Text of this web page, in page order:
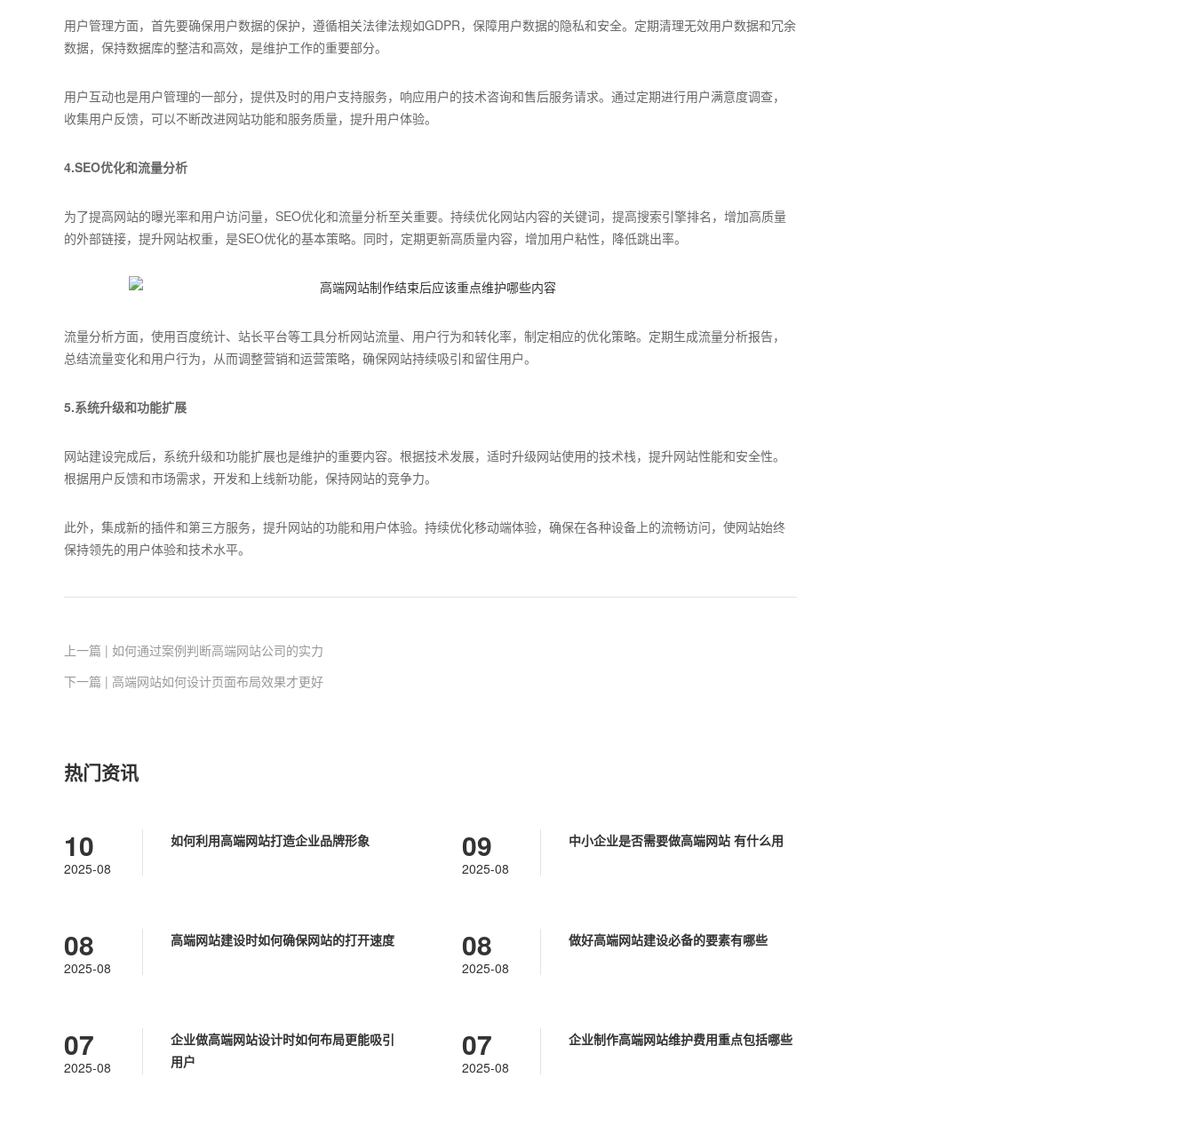
服务
用户管理方面，首先要确保用户数据的保护，遵循相关法律法规如GDPR，保障用户数据的隐私和安全。定期清理无效用户数据和冗余
数据，保持数据库的整洁和高效，是维护工作的重要部分。
用户互动也是用户管理的一部分，提供及时的用户支持服务，响应用户的技术咨询和售后服务请求。通过定期进行用户满意度调查，
收集用户反馈，可以不断改进网站功能和服务质量，提升用户体验。
4.SEO优化和流量分析
为了提高网站的曝光率和用户访问量，SEO优化和流量分析至关重要。持续优化网站内容的关键词，提高搜索引擎排名，增加高质量
的外部链接，提升网站权重，是SEO优化的基本策略。同时，定期更新高质量内容，增加用户粘性，降低跳出率。
流量分析方面，使用百度统计、站长平台等工具分析网站流量、用户行为和转化率，制定相应的优化策略。定期生成流量分析报告，
总结流量变化和用户行为，从而调整营销和运营策略，确保网站持续吸引和留住用户。
5.系统升级和功能扩展
网站建设完成后，系统升级和功能扩展也是维护的重要内容。根据技术发展，适时升级网站使用的技术栈，提升网站性能和安全性。
根据用户反馈和市场需求，开发和上线新功能，保持网站的竞争力。
此外，集成新的插件和第三方服务，提升网站的功能和用户体验。持续优化移动端体验，确保在各种设备上的流畅访问，使网站始终
保持领先的用户体验和技术水平。
上一篇 | 如何通过案例判断高端网站公司的实力
下一篇 | 高端网站如何设计页面布局效果才更好
热门资讯
10
2025-08
如何利用高端网站打造企业品牌形象 09
2025-08
中小企业是否需要做高端网站 有什么用
08
2025-08
高端网站建设时如何确保网站的打开速度 08
2025-08
做好高端网站建设必备的要素有哪些
07
2025-08
企业做高端网站设计时如何布局更能吸引
用户
07
2025-08
企业制作高端网站维护费用重点包括哪些